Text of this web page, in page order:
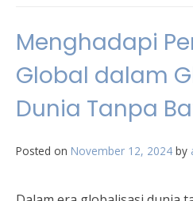
Menghadapi
Global dalam
Dunia Tanpa
Posted on November 12, 2024 by